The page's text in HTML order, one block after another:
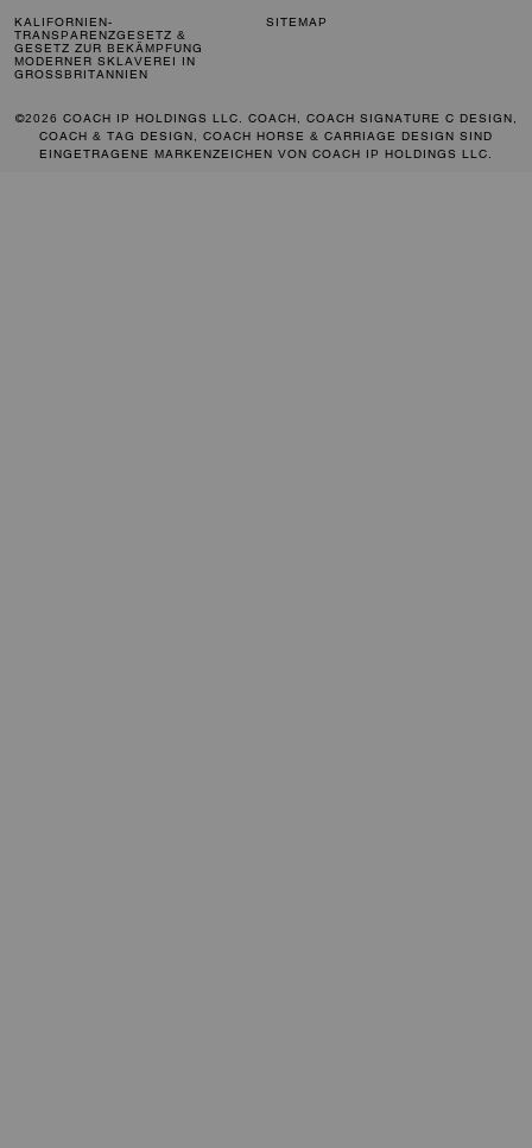
KALIFORNIEN-
TRANSPARENZGESETZ &
GESETZ ZUR BEKÄMPFUNG
MODERNER SKLAVEREI IN
GROSSBRITANNIEN
SITEMAP
©2026 COACH IP HOLDINGS LLC. COACH, COACH SIGNATURE C DESIGN,
COACH & TAG DESIGN, COACH HORSE & CARRIAGE DESIGN SIND
EINGETRAGENE MARKENZEICHEN VON COACH IP HOLDINGS LLC.